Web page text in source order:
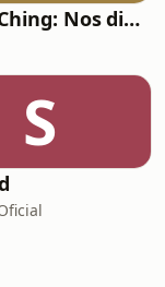
Tao Te Ching: Nos dias de hoje
S